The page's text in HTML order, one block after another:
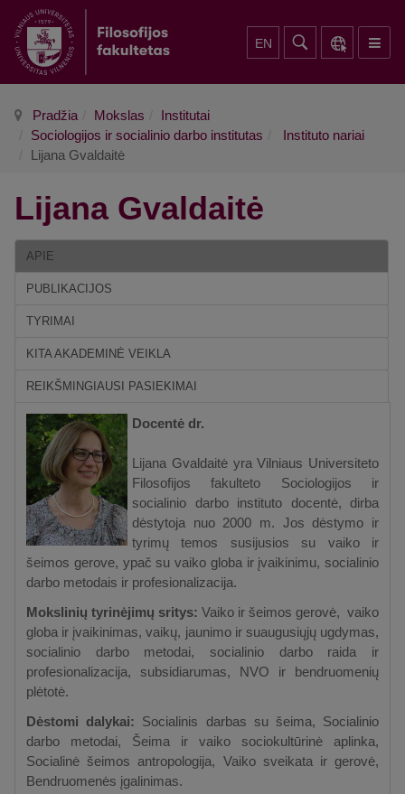
EN
Pradžia Mokslas
Institutai
Sociologijos ir socialinio darbo institutas
Instituto nariai
Lijana Gvaldaitė
Lijana Gvaldaitė
APIE
PUBLIKACIJOS
TYRIMAI
KITA AKADEMINĖ VEIKLA
REIKŠMINGIAUSI PASIEKIMAI
Docentė dr.
Lijana Gvaldaitė yra Vilniaus Universiteto
Filosofijos fakulteto Sociologijos ir
socialinio darbo instituto docentė, dirba
dėstytoja nuo 2000 m. Jos dėstymo ir
tyrimų temos susijusios su vaiko ir
šeimos gerove, ypač su vaiko globa ir įvaikinimu, socialinio
darbo metodais ir profesionalizacija.
Mokslinių tyrinėjimų sritys: Vaiko ir šeimos gerovė, vaiko
globa ir įvaikinimas, vaikų, jaunimo ir suaugusiųjų ugdymas,
socialinio darbo metodai, socialinio darbo raida ir
profesionalizacija, subsidiarumas, NVO ir bendruomenių
plėtotė.
Dėstomi dalykai: Socialinis darbas su šeima, Socialinio
darbo metodai, Šeima ir vaiko sociokultūrinė aplinka,
Socialinė šeimos antropologija, Vaiko sveikata ir gerovė,
Bendruomenės įgalinimas.